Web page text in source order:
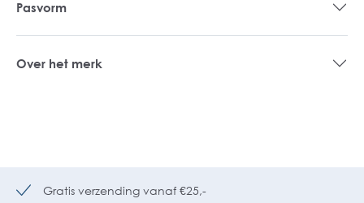
Pasvorm
Over het merk
Gratis verzending vanaf €25,-